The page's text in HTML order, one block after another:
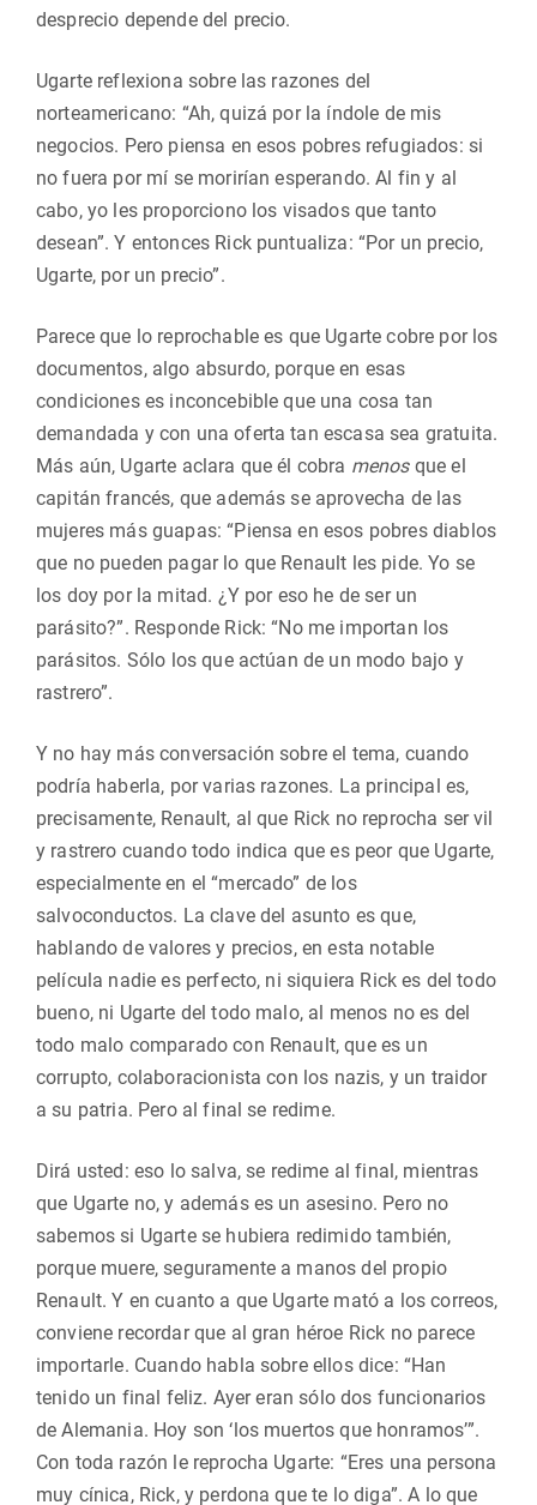
desprecio depende del precio.
Ugarte reflexiona sobre las razones del
norteamericano: “Ah, quizá por la índole de mis
negocios. Pero piensa en esos pobres refugiados: si
no fuera por mí se morirían esperando. Al fin y al
cabo, yo les proporciono los visados que tanto
desean”. Y entonces Rick puntualiza: “Por un precio,
Ugarte, por un precio”.
Parece que lo reprochable es que Ugarte cobre por los
documentos, algo absurdo, porque en esas
condiciones es inconcebible que una cosa tan
demandada y con una oferta tan escasa sea gratuita.
Más aún, Ugarte aclara que él cobra menosque el
capitán francés, que además se aprovecha de las
mujeres más guapas: “Piensa en esos pobres diablos
que no pueden pagar lo que Renault les pide. Yo se
los doy por la mitad. ¿Y por eso he de ser un
parásito?”. Responde Rick: “No me importan los
parásitos. Sólo los que actúan de un modo bajo y
rastrero”.
Y no hay más conversación sobre el tema, cuando
podría haberla, por varias razones. La principal es,
precisamente, Renault, al que Rick no reprocha ser vil
y rastrero cuando todo indica que es peor que Ugarte,
especialmente en el “mercado” de los
salvoconductos. La clave del asunto es que,
hablando de valores y precios, en esta notable
película nadie es perfecto, ni siquiera Rick es del todo
bueno, ni Ugarte del todo malo, al menos no es del
todo malo comparado con Renault, que es un
corrupto, colaboracionista con los nazis, y un traidor
a su patria. Pero al final se redime.
Dirá usted: eso lo salva, se redime al final, mientras
que Ugarte no, y además es un asesino. Pero no
sabemos si Ugarte se hubiera redimido también,
porque muere, seguramente a manos del propio
Renault. Y en cuanto a que Ugarte mató a los correos,
conviene recordar que al gran héroe Rick no parece
importarle. Cuando habla sobre ellos dice: “Han
tenido un final feliz. Ayer eran sólo dos funcionarios
de Alemania. Hoy son ‘los muertos que honramos’”.
Con toda razón le reprocha Ugarte: “Eres una persona
muy cínica, Rick, y perdona que te lo diga”. A lo que